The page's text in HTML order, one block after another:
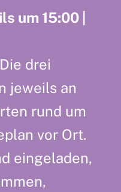
um 15:00 |
drei
jeweils an
rund um
vor Ort.
eingeladen,